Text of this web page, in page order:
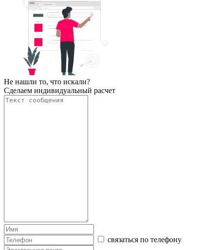
Не нашли то, что искали?
Сделаем индивидуальный расчет
связаться по телефону